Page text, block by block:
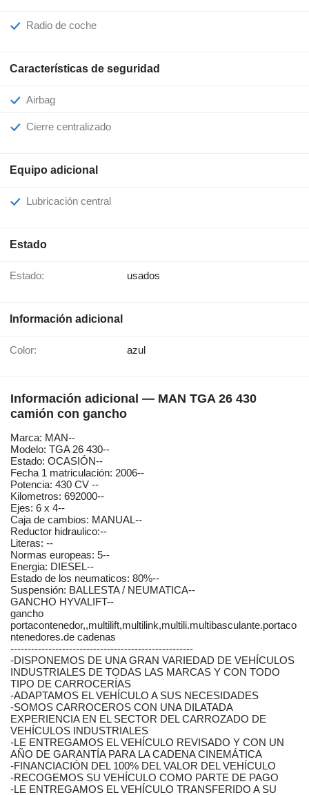
Radio de coche
Características de seguridad
Airbag
Cierre centralizado
Equipo adicional
Lubricación central
Estado
Estado: usados
Información adicional
Color: azul
Información adicional — MAN TGA 26 430
camión con gancho
Marca: MAN--
Modelo: TGA 26 430--
Estado: OCASIÓN--
Fecha 1 matriculación: 2006--
Potencia: 430 CV --
Kilometros: 692000--
Ejes: 6 x 4--
Caja de cambios: MANUAL--
Reductor hidraulico:--
Literas: --
Normas europeas: 5--
Energia: DIESEL--
Estado de los neumaticos: 80%--
Suspensión: BALLESTA / NEUMATICA--
GANCHO HYVALIFT--
gancho
portacontenedor,,multilift,multilink,multili.multibasculante.portaco
ntenedores.de cadenas
-----------------------------------------------------
-DISPONEMOS DE UNA GRAN VARIEDAD DE VEHÍCULOS
INDUSTRIALES DE TODAS LAS MARCAS Y CON TODO
TIPO DE CARROCERÍAS
-ADAPTAMOS EL VEHÍCULO A SUS NECESIDADES
-SOMOS CARROCEROS CON UNA DILATADA
EXPERIENCIA EN EL SECTOR DEL CARROZADO DE
VEHÍCULOS INDUSTRIALES
-LE ENTREGAMOS EL VEHÍCULO REVISADO Y CON UN
AÑO DE GARANTÍA PARA LA CADENA CINEMÁTICA
-FINANCIACIÓN DEL 100% DEL VALOR DEL VEHÍCULO
-RECOGEMOS SU VEHÍCULO COMO PARTE DE PAGO
-LE ENTREGAMOS EL VEHÍCULO TRANSFERIDO A SU